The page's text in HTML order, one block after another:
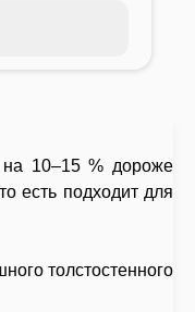
на 10–15 % дороже
есть подходит для
толстостенного